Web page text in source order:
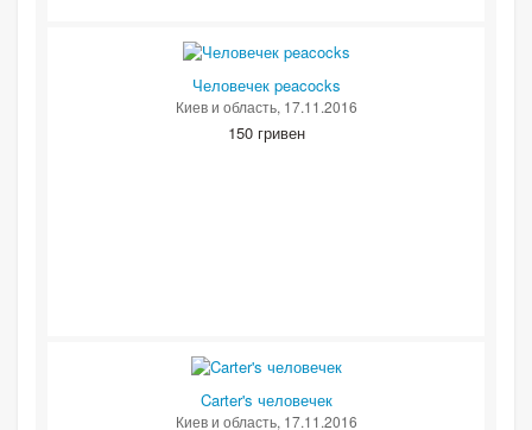
Человечек peacocks
Киев и область, 17.11.2016
150 гривен
Carter's человечек
Киев и область, 17.11.2016